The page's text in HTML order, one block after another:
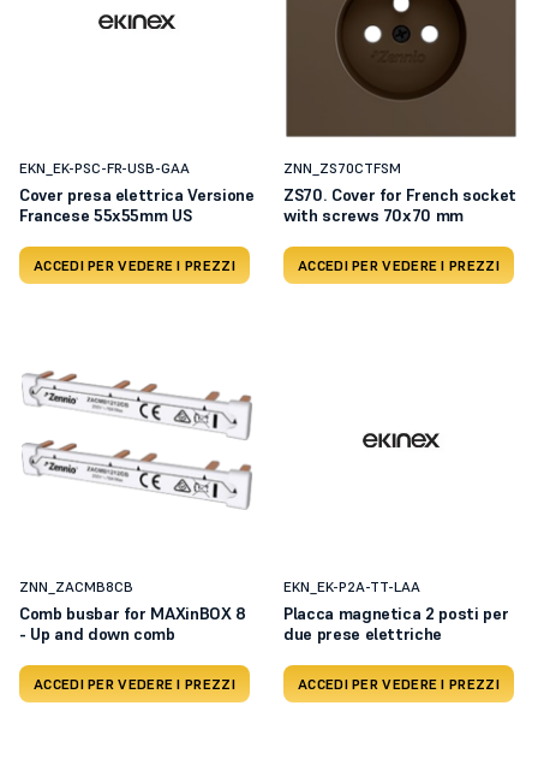
EKN_EK-PSC-FR-USB-GAA
Cover presa elettrica Versione
Francese 55x55mm US
ACCEDI PER VEDERE I PREZZI
ZNN_ZS70CTFSM
ZS70. Cover for French socket
with screws 70x70 mm
ACCEDI PER VEDERE I PREZZI
ZNN_ZACMB8CB
Comb busbar for MAXinBOX 8
- Up and down comb
ACCEDI PER VEDERE I PREZZI
EKN_EK-P2A-TT-LAA
Placca magnetica 2 posti per
due prese elettriche
ACCEDI PER VEDERE I PREZZI